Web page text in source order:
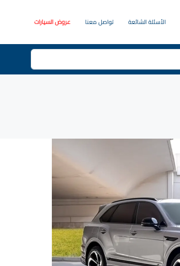
الأسئلة الشائعة تواصل معنا عروض السيارات